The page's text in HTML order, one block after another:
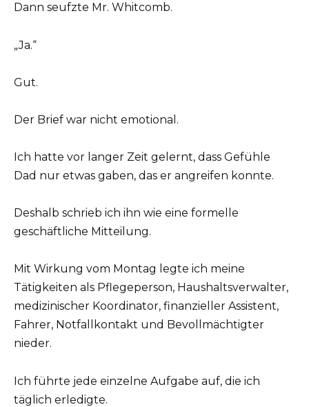
Dann seufzte Mr. Whitcomb.
„Ja.“
Gut.
Der Brief war nicht emotional.
Ich hatte vor langer Zeit gelernt, dass Gefühle
Dad nur etwas gaben, das er angreifen konnte.
Deshalb schrieb ich ihn wie eine formelle
geschäftliche Mitteilung.
Mit Wirkung vom Montag legte ich meine
Tätigkeiten als Pflegeperson, Haushaltsverwalter,
medizinischer Koordinator, finanzieller Assistent,
Fahrer, Notfallkontakt und Bevollmächtigter
nieder.
Ich führte jede einzelne Aufgabe auf, die ich
täglich erledigte.